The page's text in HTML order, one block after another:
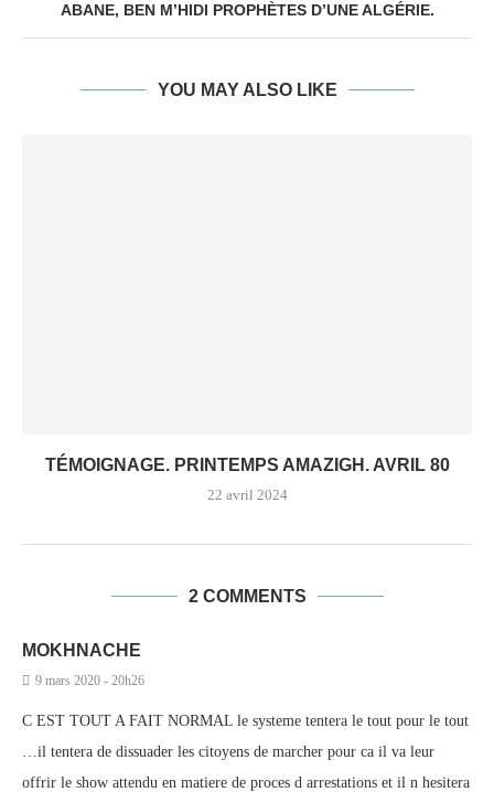
ABANE, BEN M’HIDI PROPHÈTES D’UNE ALGÉRIE.
YOU MAY ALSO LIKE
TÉMOIGNAGE. PRINTEMPS AMAZIGH. AVRIL 80
22 avril 2024
2 COMMENTS
MOKHNACHE
9 mars 2020 - 20h26
C EST TOUT A FAIT NORMAL le systeme tentera le tout pour le tout
…il tentera de dissuader les citoyens de marcher pour ca il va leur
offrir le show attendu en matiere de proces d arrestations et il n hesitera